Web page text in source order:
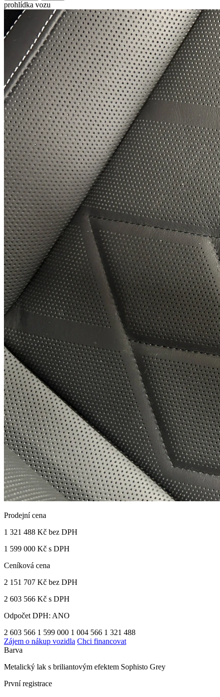
prohlídka vozu
Prodejní cena
1 321 488 Kč bez DPH
1 599 000 Kč s DPH
Ceníková cena
2 151 707 Kč bez DPH
2 603 566 Kč s DPH
Odpočet DPH: ANO
2 603 566 1 599 000 1 004 566 1 321 488
Zájem o nákup vozidla Chci financovat
Barva
Metalický lak s briliantovým efektem Sophisto Grey
První registrace